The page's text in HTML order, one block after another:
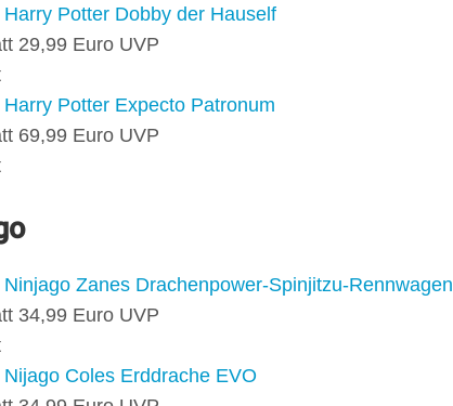
Potter Dobby der Hauself
29,99 Euro UVP
Potter Expecto Patronum
69,99 Euro UVP
Zanes Drachenpower-Spinjitzu-Rennwagen
34,99 Euro UVP
Coles Erddrache EVO